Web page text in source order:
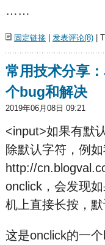
……
固定链接| 发表评论(8)|
常用技术分享
个bug和解决
2019年06月08日 09:21
<input>如果有默
除默认字符，例
http://
onclick，会发现
机上直接长按，默
这是onclick的一